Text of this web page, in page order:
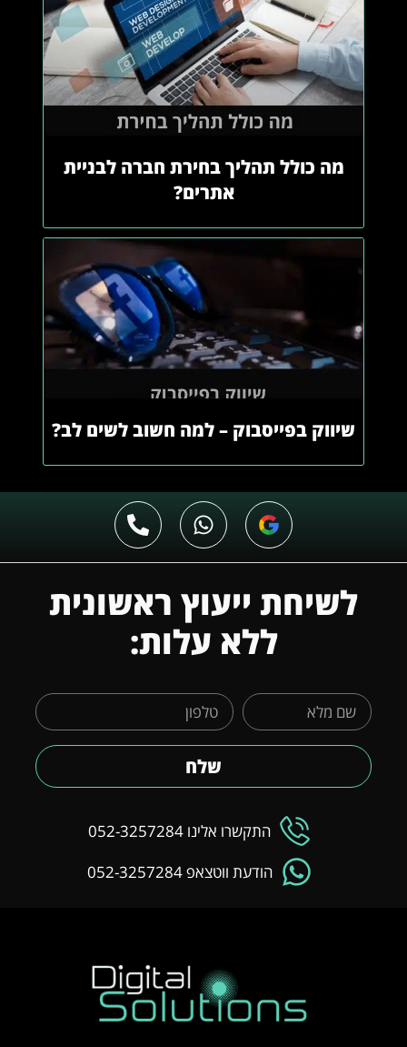
מה כולל תהליך בחירת חברה לבניית
אתרים?
שיווק בפייסבוק – למה חשוב לשים לב?
לשיחת ייעוץ ראשונית
ללא עלות:
שלח
התקשרו אלינו 052-3257284
הודעת ווטצאפ 052-3257284